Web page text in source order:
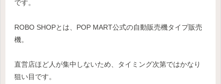
です。
ROBO SHOPとは、POP MART公式の自動販売機タイプ販売
機。
直営店ほど人が集中しないため、タイミング次第ではかなり
狙い目です。